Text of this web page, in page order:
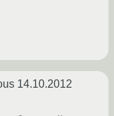
14.10.2012